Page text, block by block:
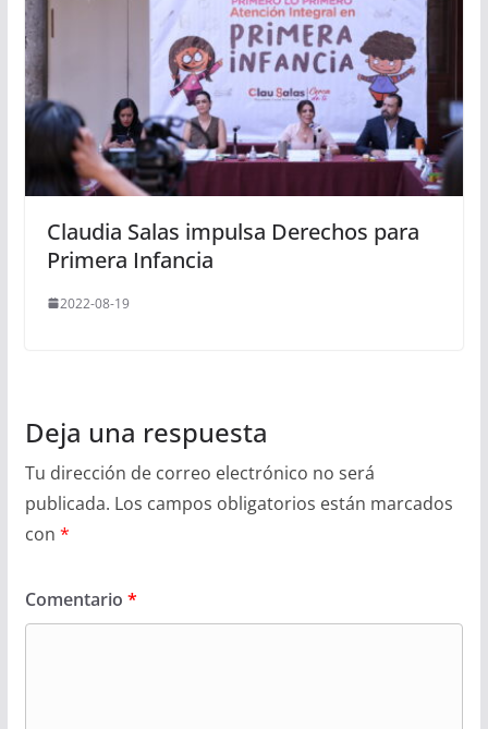
Claudia Salas impulsa Derechos para
Primera Infancia
2022-08-19
Deja una respuesta
Tu dirección de correo electrónico no será
publicada. Los campos obligatorios están marcados
con *
Comentario *